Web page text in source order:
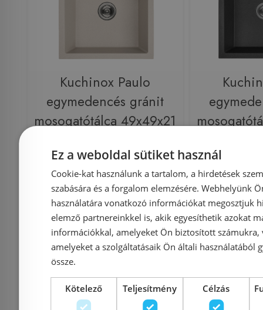
Kuchinox Paulo
egymedencés gránit
mosogatótálca 49x49x21
Azonosító: 214276
Cikkszám: SRN_410P
49 900 Ft39 990 Ft 49 900 Ft
Ez a weboldal sütiket használ
Cookie-kat használunk a tartalom, a hirdetések
szabására és a forgalom elemzésére. Webhelyünk
használatára vonatkozó információkat megosztjuk
elemző partnereinkkel is, akik egyesíthetik azokat
információkkal, amelyeket Ön biztosított számukra,
amelyeket a szolgáltatásaik Ön általi használatából
össze.
Kötelező Teljesítmény Célzás